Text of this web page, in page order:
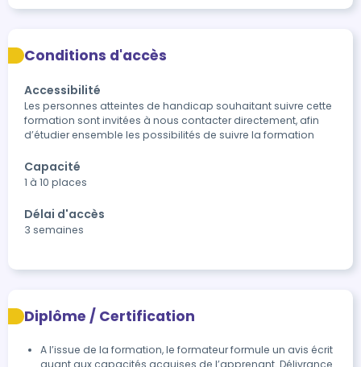
Conditions d'accès
Accessibilité
Les personnes atteintes de handicap souhaitant suivre cette
formation sont invitées à nous contacter directement, afin
d’étudier ensemble les possibilités de suivre la formation
Capacité
1 à 10 places
Délai d'accès
3 semaines
Diplôme / Certification
A l’issue de la formation, le formateur formule un avis écrit
quant aux capacités acquises de l’apprenant. Délivrance